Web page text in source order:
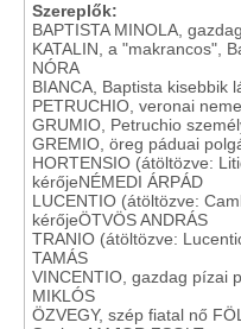
Szereplők:
BAPTISTA MINOLA,
KATALIN, a "makrancos",
NÓRA
BIANCA, Baptista kisebbik
PETRUCHIO, veronai
GRUMIO, Petruchio
GREMIO, öreg páduai
HORTENSIO (átöltözve:
kérőjeNÉMEDI ÁRPÁD
LUCENTIO (átöltözve:
kérőjeÖTVÖS ANDRÁS
TRANIO (átöltözve:
TAMÁS
VINCENTIO, gazdag pízai
MIKLÓS
ÖZVEGY, szép fiatal nő